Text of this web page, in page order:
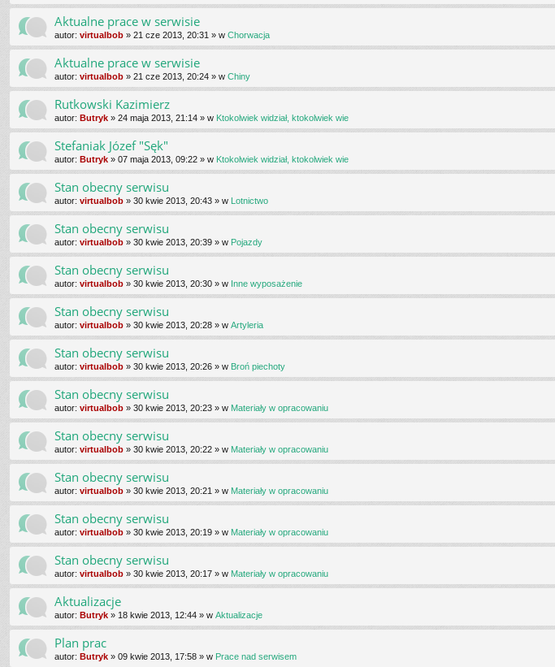
Aktualne prace w serwisie
autor: virtualbob » 21 cze 2013, 20:31 » w Chorwacja
Aktualne prace w serwisie
autor: virtualbob » 21 cze 2013, 20:24 » w Chiny
Rutkowski Kazimierz
autor: Butryk » 24 maja 2013, 21:14 » w Ktokolwiek widział, ktokolwiek wie
Stefaniak Józef "Sęk"
autor: Butryk » 07 maja 2013, 09:22 » w Ktokolwiek widział, ktokolwiek wie
Stan obecny serwisu
autor: virtualbob » 30 kwie 2013, 20:43 » w Lotnictwo
Stan obecny serwisu
autor: virtualbob » 30 kwie 2013, 20:39 » w Pojazdy
Stan obecny serwisu
autor: virtualbob » 30 kwie 2013, 20:30 » w Inne wyposażenie
Stan obecny serwisu
autor: virtualbob » 30 kwie 2013, 20:28 » w Artyleria
Stan obecny serwisu
autor: virtualbob » 30 kwie 2013, 20:26 » w Broń piechoty
Stan obecny serwisu
autor: virtualbob » 30 kwie 2013, 20:23 » w Materiały w opracowaniu
Stan obecny serwisu
autor: virtualbob » 30 kwie 2013, 20:22 » w Materiały w opracowaniu
Stan obecny serwisu
autor: virtualbob » 30 kwie 2013, 20:21 » w Materiały w opracowaniu
Stan obecny serwisu
autor: virtualbob » 30 kwie 2013, 20:19 » w Materiały w opracowaniu
Stan obecny serwisu
autor: virtualbob » 30 kwie 2013, 20:17 » w Materiały w opracowaniu
Aktualizacje
autor: Butryk » 18 kwie 2013, 12:44 » w Aktualizacje
Plan prac
autor: Butryk » 09 kwie 2013, 17:58 » w Prace nad serwisem